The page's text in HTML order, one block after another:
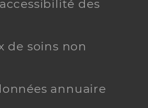
des
de soins non
annuaire